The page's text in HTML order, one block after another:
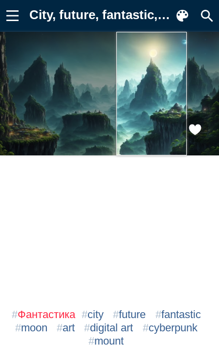
City, future, fantastic, moon, art Картинка
#Фантастика #city #future #fantastic
#moon #art #digital art #cyberpunk
#mount